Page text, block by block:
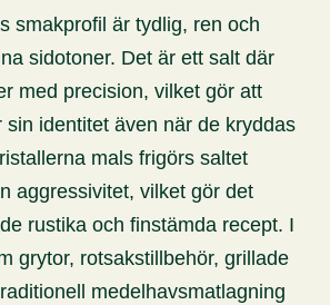
smakprofil är tydlig, ren och
sidotoner. Det är ett salt där
med precision, vilket gör att
sin identitet även när de kryddas
mals frigörs saltet
aggressivitet, vilket gör det
rustika och finstämda recept. I
grytor, rotsakstillbehör, grillade
medelhavsmatlagning